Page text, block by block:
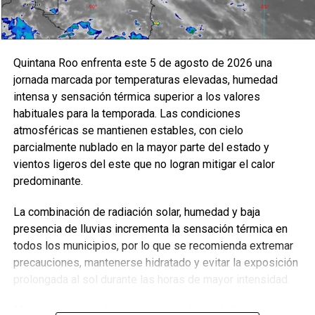
Quintana Roo enfrenta este 5 de agosto de 2026 una
jornada marcada por temperaturas elevadas, humedad
intensa y sensación térmica superior a los valores
habituales para la temporada. Las condiciones
atmosféricas se mantienen estables, con cielo
parcialmente nublado en la mayor parte del estado y
vientos ligeros del este que no logran mitigar el calor
predominante.
La combinación de radiación solar, humedad y baja
presencia de lluvias incrementa la sensación térmica en
todos los municipios, por lo que se recomienda extremar
precauciones, mantenerse hidratado y evitar la exposición
prolongada al sol durante las horas de mayor intensidad.
Municipios y condiciones estimadas del día: